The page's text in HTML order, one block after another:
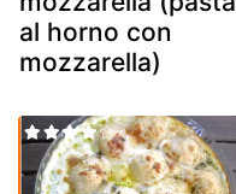
al horno con
mozzarella)